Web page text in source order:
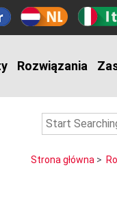
Rozwiązania
Strona główna >